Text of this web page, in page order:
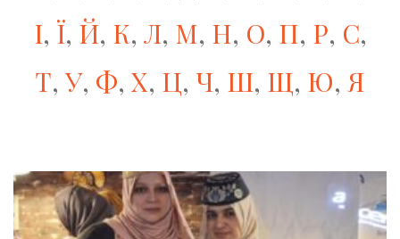
І, Ї, Й, К, Л, М, Н, О, П, Р, С,
Т, У, Ф, Х, Ц, Ч, Ш, Щ, Ю, Я